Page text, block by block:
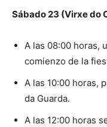
Sábado 23 (Virxe do
A las 08:00 horas,
comienzo de la
A las 10:00 horas,
da Guarda.
A las 12:00 horas